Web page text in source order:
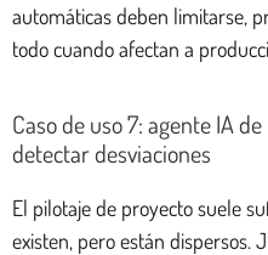
automáticas deben limitarse,
todo cuando afectan a
Caso de uso 7: agente IA
detectar desviaciones
El pilotaje de proyecto suele
existen, pero están dispersos.